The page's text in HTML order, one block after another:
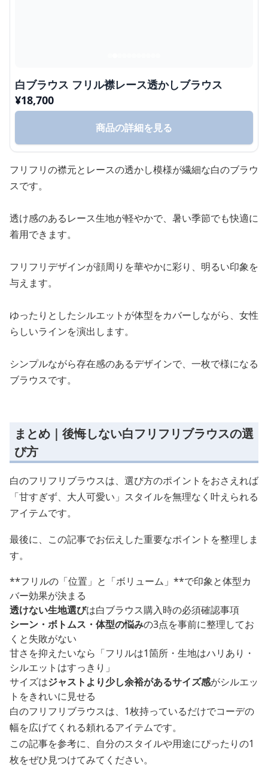
白ブラウス フリル襟レース透かしブラウス
¥18,700
商品の詳細を見る
フリフリの襟元とレースの透かし模様が繊細な白のブラウ
スです。
透け感のあるレース生地が軽やかで、暑い季節でも快適に
着用できます。
フリフリデザインが顔周りを華やかに彩り、明るい印象を
与えます。
ゆったりとしたシルエットが体型をカバーしながら、女性
らしいラインを演出します。
シンプルながら存在感のあるデザインで、一枚で様になる
ブラウスです。
まとめ｜後悔しない白フリフリブラウスの選
び方
白のフリフリブラウスは、選び方のポイントをおさえれば
「甘すぎず、大人可愛い」スタイルを無理なく叶えられる
アイテムです。
最後に、この記事でお伝えした重要なポイントを整理しま
す。
**フリルの「位置」と「ボリューム」**で印象と体型カ
バー効果が決まる
透けない生地選びは白ブラウス購入時の必須確認事項
シーン・ボトムス・体型の悩みの3点を事前に整理してお
くと失敗がない
甘さを抑えたいなら「フリルは1箇所・生地はハリあり・
シルエットはすっきり」
サイズはジャストより少し余裕があるサイズ感がシルエッ
トをきれいに見せる
白のフリフリブラウスは、1枚持っているだけでコーデの
幅を広げてくれる頼れるアイテムです。
この記事を参考に、自分のスタイルや用途にぴったりの1
枚をぜひ見つけてみてください。